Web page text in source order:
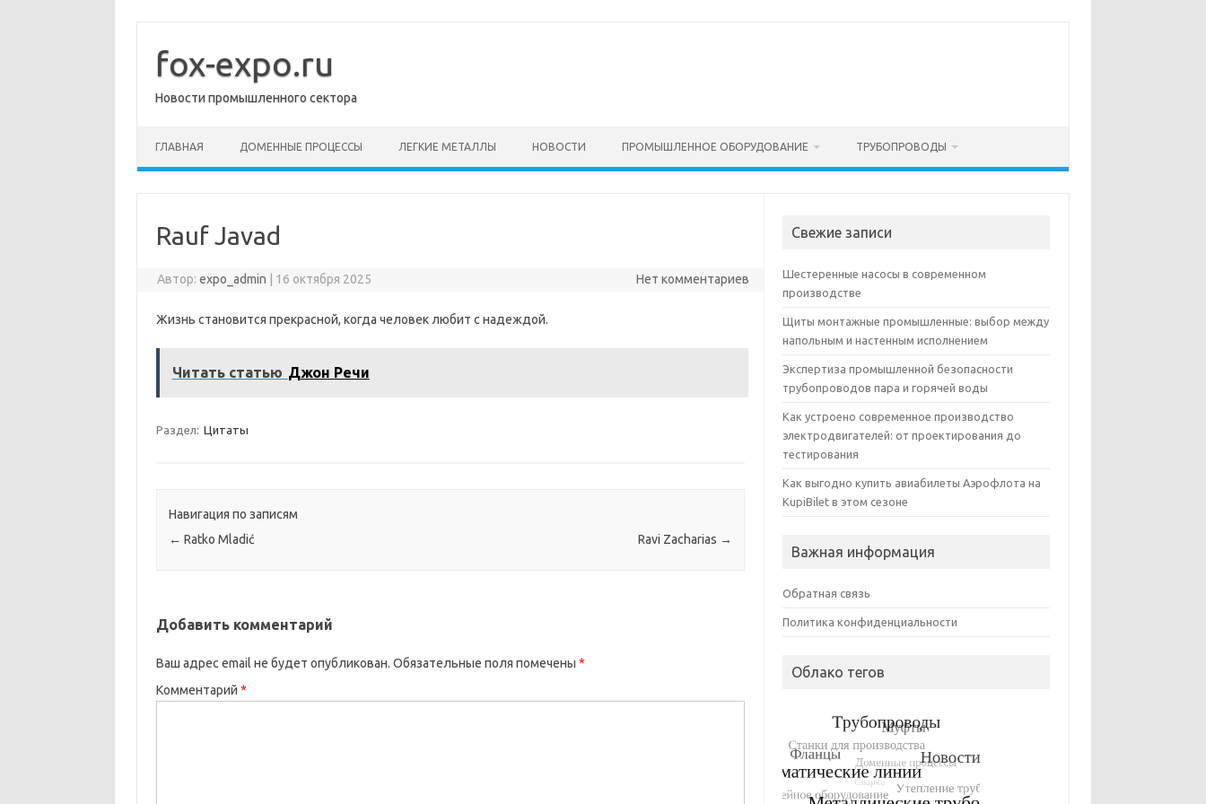
содержимому
fox-expo.ru
Новости промышленного сектора
ГЛАВНАЯ ДОМЕННЫЕ ПРОЦЕССЫ ЛЕГКИЕ МЕТАЛЛЫ НОВОСТИ ПРОМЫШЛЕННОЕ ОБОРУДОВАНИЕ ТРУБОПРОВОДЫ
Rauf Javad
Автор:expo_admin 16 октября 2025 Нет комментариев
Жизнь становится прекрасной, когда человек любит с надеждой.
Читать статью Джон Речи
Раздел: Цитаты
Навигация по записям
← Ratko Mladić Ravi Zacharias →
Добавить комментарий
Ваш адрес email не будет опубликован. Обязательные поля помечены *
Комментарий *
Свежие записи
Шестеренные насосы в современном
производстве
Щиты монтажные промышленные: выбор между
напольным и настенным исполнением
Экспертиза промышленной безопасности
трубопроводов пара и горячей воды
Как устроено современное производство
электродвигателей: от проектирования до
тестирования
Как выгодно купить авиабилеты Аэрофлота на
KupiBilet в этом сезоне
Важная информация
Обратная связь
Политика конфиденциальности
Облако тегов